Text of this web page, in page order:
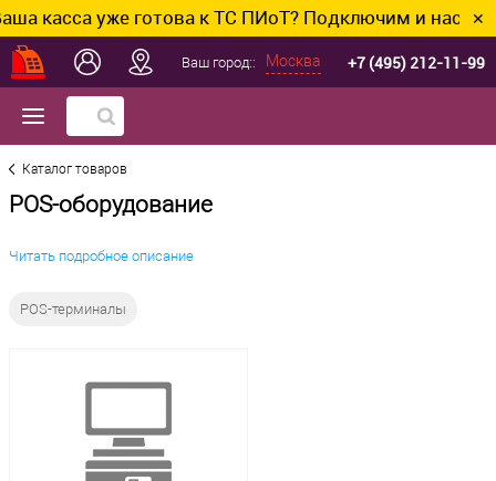
уже готова к ТС ПИоТ? Подключим и настроим без
✕
Ваш город:: Москва +7 (495) 212-11-99
Каталог товаров
POS-оборудование
Читать подробное описание
POS-терминалы